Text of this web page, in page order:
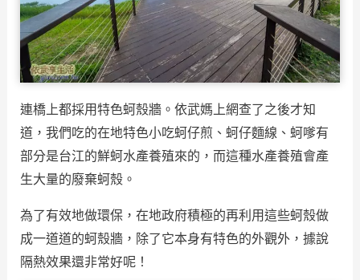
連橋上都採用特色蚵殼牆。依武媽上網查了之後才知
道，我們吃的在地特色小吃蚵仔煎、蚵仔麵線、蚵嗲有
部分是台江的鮮蚵水產養殖來的，而這種水產養殖會產
生大量的廢棄蚵殼。
為了有效地做環保，在地政府積極的再利用這些蚵殼做
成一道道的蚵殼牆，除了它本身有特色的外觀外，據說
隔熱效果還非常好呢！